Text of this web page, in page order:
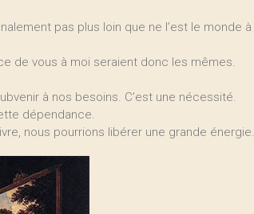
pas plus loin que ne l’est le monde à
de vous à moi seraient donc les mêmes.
à nos besoins. C’est une nécessité.
dépendance.
nous pourrions libérer une grande énergie.